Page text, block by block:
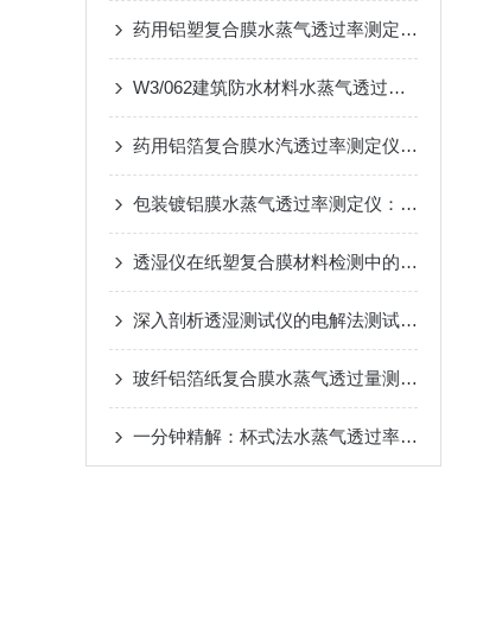
药用铝塑复合膜水蒸气透过率测定仪：简介与应用重要性
W3/062建筑防水材料水蒸气透过量测定仪的专业技术解析
药用铝箔复合膜水汽透过率测定仪：简介与参数
包装镀铝膜水蒸气透过率测定仪：简介与应用
透湿仪在纸塑复合膜材料检测中的应用与技术解析
深入剖析透湿测试仪的电解法测试原理
玻纤铝箔纸复合膜水蒸气透过量测定仪——仪器概述
一分钟精解：杯式法水蒸气透过率测试仪的运作机理探析